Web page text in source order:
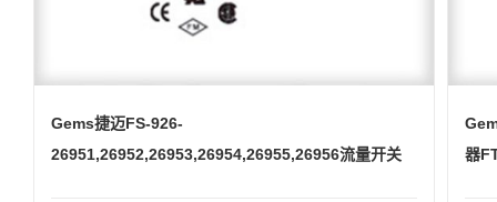
Gems捷迈FS-926-
26951,26952,26953,26954,26955,26956流量开关
器